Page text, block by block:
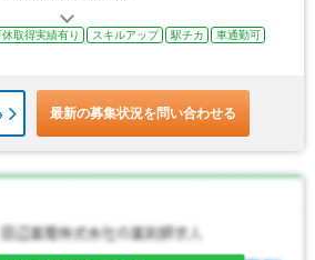
取得実績有り スキルアップ 駅チカ
車通勤可
最新の募集状況を問い合わせる